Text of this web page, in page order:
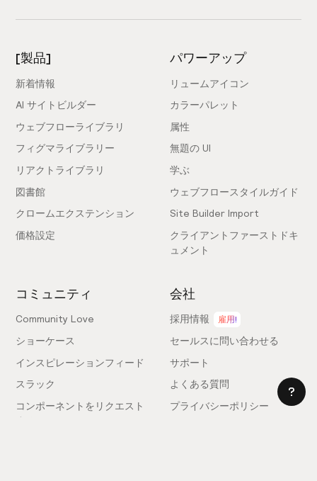
[製品]
新着情報
AI サイトビルダー
ウェブフローライブラリ
フィグマライブラリー
リアクトライブラリ
図書館
クロームエクステンション
価格設定
パワーアップ
リュームアイコン
カラーパレット
属性
無題の UI
学ぶ
ウェブフロースタイルガイド
Site Builder Import
クライアントファーストドキ
ュメント
コミュニティ
Community Love
ショーケース
インスピレーションフィード
スラック
コンポーネントをリクエスト
する
会社
採用情報 雇用!
セールスに問い合わせる
サポート
よくある質問
プライバシーポリシー